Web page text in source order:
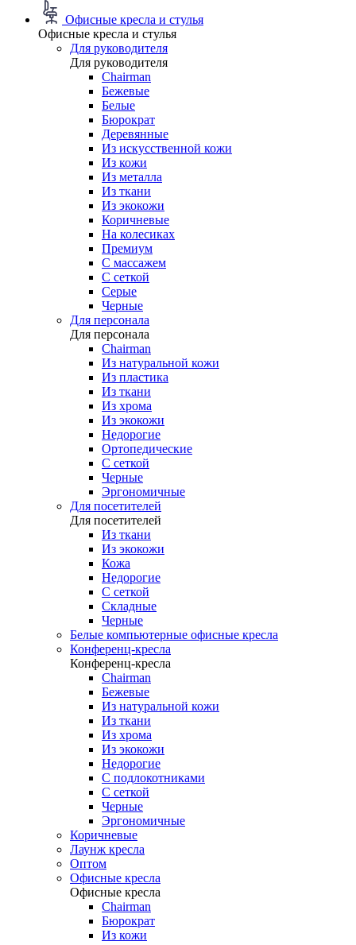
Офисные кресла и стулья
Офисные кресла и стулья
Для руководителя
Для руководителя
Chairman
Бежевые
Белые
Бюрократ
Деревянные
Из искусственной кожи
Из кожи
Из металла
Из ткани
Из экокожи
Коричневые
На колесиках
Премиум
С массажем
С сеткой
Серые
Черные
Для персонала
Для персонала
Chairman
Из натуральной кожи
Из пластика
Из ткани
Из хрома
Из экокожи
Недорогие
Ортопедические
С сеткой
Черные
Эргономичные
Для посетителей
Для посетителей
Из ткани
Из экокожи
Кожа
Недорогие
С сеткой
Складные
Черные
Белые компьютерные офисные кресла
Конференц-кресла
Конференц-кресла
Chairman
Бежевые
Из натуральной кожи
Из ткани
Из хрома
Из экокожи
Недорогие
С подлокотниками
С сеткой
Черные
Эргономичные
Коричневые
Лаунж кресла
Оптом
Офисные кресла
Офисные кресла
Chairman
Бюрократ
Из кожи